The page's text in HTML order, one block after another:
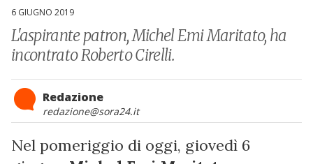
6 GIUGNO 2019
L'aspirante patron, Michel Emi Maritato, ha
incontrato Roberto Cirelli.
Redazione
redazione@sora24.it
Nel pomeriggio di oggi, giovedì 6